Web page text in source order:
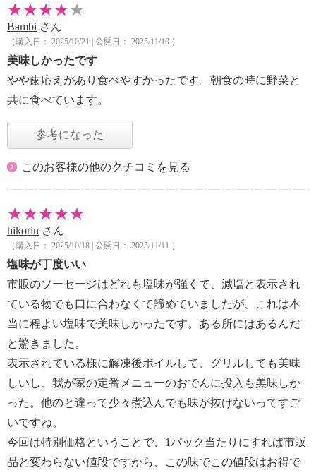
Bambi さん
（購入日： 2025/10/21 | 公開日： 2025/11/10 ）
美味しかったです
やや歯応えがあり食べやすかったです。朝食の時に野菜と
共に食べています。
参考になった
このお客様の他のクチコミを見る
hikorin さん
（購入日： 2025/10/18 | 公開日： 2025/11/11 ）
塩味が丁度いい
市販のソーセージはどれも塩味が強くて、減塩と表示され
ている物でも口に合わなくて諦めていましたが、これは本
当に程よい塩味で美味しかったです。ある所にはあるんだ
と驚きました。
表示されている様に解凍後ボイルして、グリルしても美味
しいし、我が家の定番メニューのおでんに投入も美味しか
った。他のと違って少々煮込んでも味が抜けないってすご
いですね。
今回は特別価格ということで、1パック当たりにすれば市販
品と変わらない値段ですから、この味でこの値段はお得で